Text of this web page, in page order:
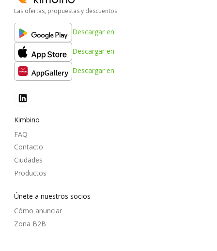
Las ofertas, propuestas y descuentos
Descargar en
Descargar en
Descargar en
Kimbino
FAQ
Contacto
Ciudades
Productos
Únete a nuestros socios
Cómo anunciar
Zona B2B